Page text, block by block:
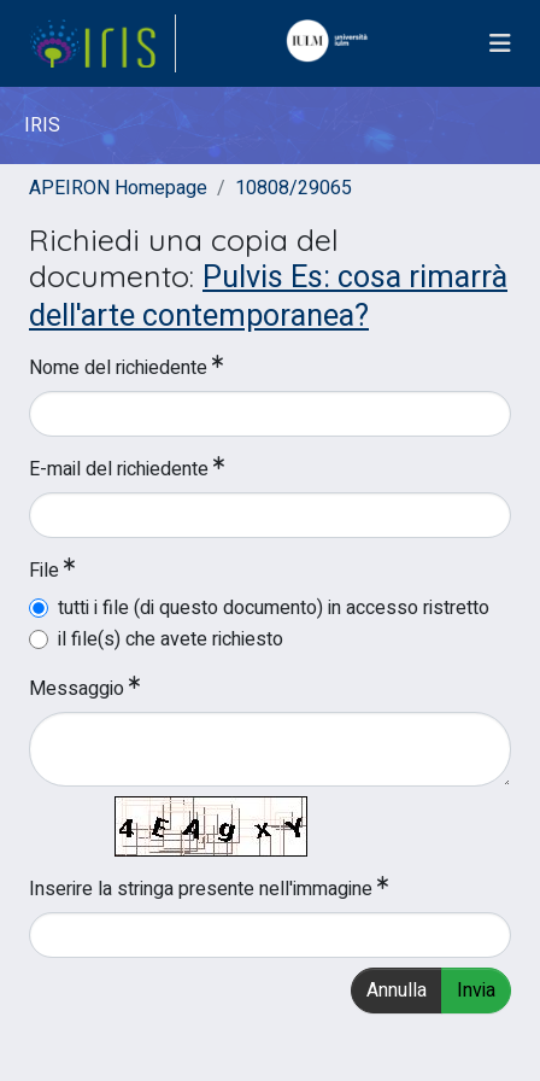
IRIS
APEIRON Homepage 10808/29065
Richiedi una copia del
documento: Pulvis Es: cosa rimarrà
dell'arte contemporanea?
Nome del richiedente
E-mail del richiedente
File
tutti i file (di questo documento) in accesso ristretto
il file(s) che avete richiesto
Messaggio
Inserire la stringa presente nell'immagine
Annulla Invia